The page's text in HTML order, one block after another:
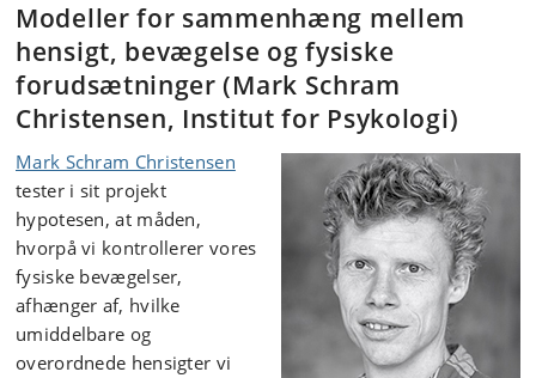
Modeller for sammenhæng mellem
hensigt, bevægelse og fysiske
forudsætninger (Mark Schram
Christensen, Institut for Psykologi)
Mark Schram Christensen
tester i sit projekt
hypotesen, at måden,
hvorpå vi kontrollerer vores
fysiske bevægelser,
afhænger af, hvilke
umiddelbare og
overordnede hensigter vi